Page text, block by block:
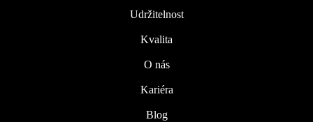
Udržitelnost
Kvalita
O nás
Kariéra
Blog